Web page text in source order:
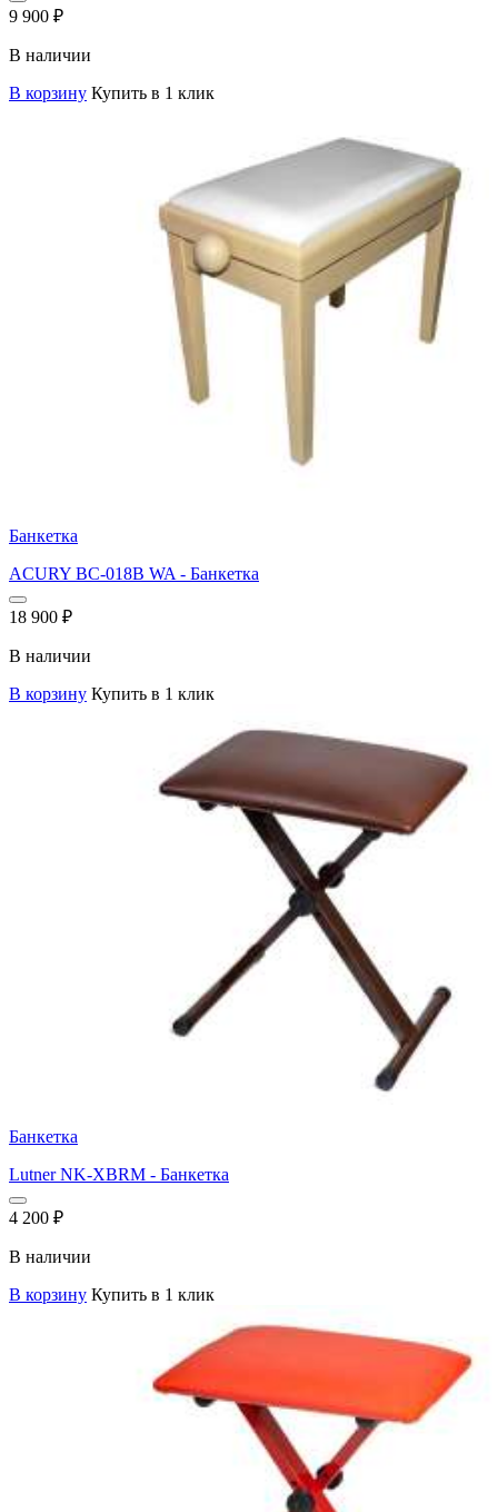
9 900 ₽
В наличии
В корзину Купить в 1 клик
Банкетка
ACURY BC-018B WA - Банкетка
18 900 ₽
В наличии
В корзину Купить в 1 клик
Банкетка
Lutner NK-XBRM - Банкетка
4 200 ₽
В наличии
В корзину Купить в 1 клик